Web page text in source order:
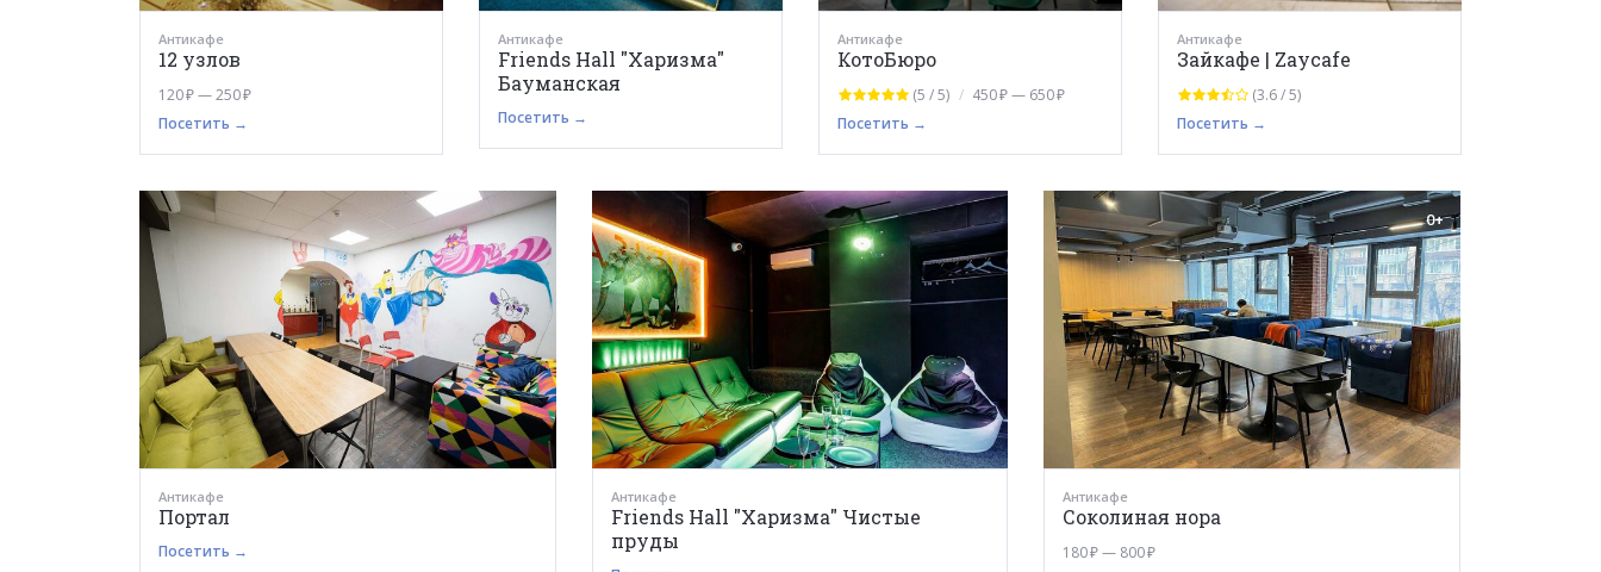
Антикафе
12 узлов
120 ₽ — 250 ₽
Посетить →
Антикафе
Friends Hall "Харизма"
Бауманская
Посетить →
Антикафе
КотоБюро
(5 / 5)
450 ₽ — 650 ₽
Посетить →
Антикафе
Зайкафе | Zaycafe
(3.6 / 5)
Посетить →
Антикафе
Портал
Посетить →
Антикафе
Friends Hall "Харизма" Чистые
пруды
0+
Антикафе
Соколиная нора
180 ₽ — 800 ₽